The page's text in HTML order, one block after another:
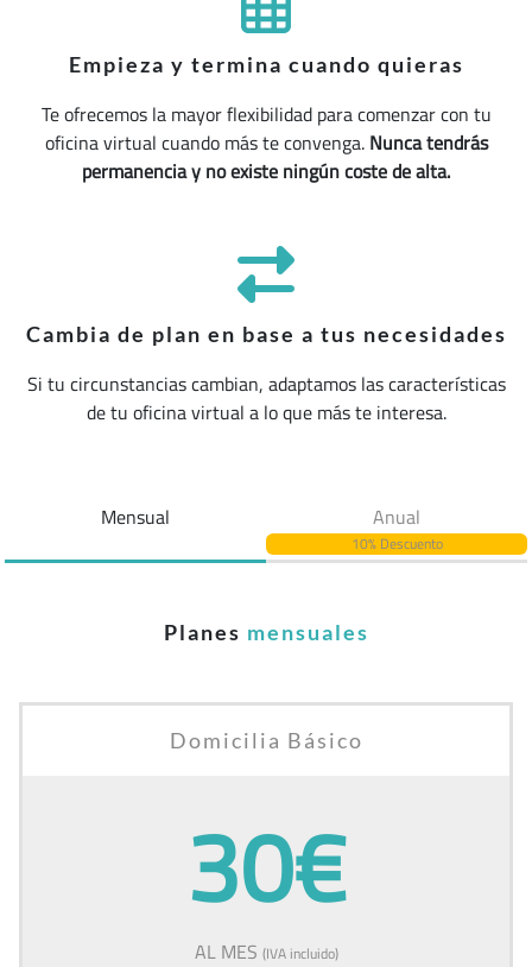
Empieza y termina cuando quieras
Te ofrecemos la mayor flexibilidad para comenzar con tu
oficina virtual cuando más te convenga.Nunca tendrás
permanencia y no existe ningún coste de alta.
Cambia de plan en base a tus necesidades
Si tu circunstancias cambian, adaptamos las características
de tu oficina virtual a lo que más te interesa.
Mensual Anual
10% Descuento
Planes mensuales
Domicilia Básico
30€
AL MES (IVA incluido)